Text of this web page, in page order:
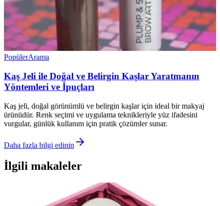
PopülerArama
Kaş Jeli ile Doğal ve Belirgin Kaşlar Yaratmanın
Yöntemleri ve İpuçları
Kaş jeli, doğal görünümlü ve belirgin kaşlar için ideal bir makyaj
ürünüdür. Renk seçimi ve uygulama teknikleriyle yüz ifadesini
vurgular, günlük kullanım için pratik çözümler sunar.
Daha fazla bilgi edinin
İlgili makaleler